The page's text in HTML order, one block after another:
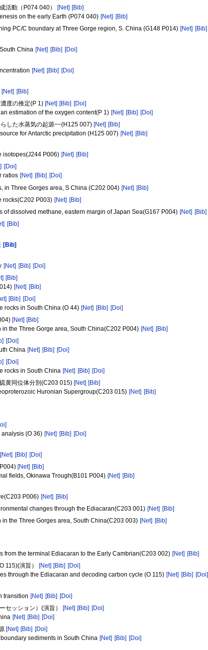
活動（P074 040） [Net] [Bib]
on the early Earth (P074 040) [Net] [Bib]
PC/C boundary at Three Gorge region, S. China (G148 P014) [Net] [Bib]
China [Net] [Bib] [Doi]
[Net] [Bib] [Doi]
[Net] [Bib]
度の推定(P 1) [Net] [Bib] [Doi]
estimation of the oxygen content(P 1) [Net] [Bib] [Doi]
した水蒸気の起源−−(H125 007) [Net] [Bib]
for Antarctic precipitation (H125 007) [Net] [Bib]
isotopes(J244 P006) [Net] [Bib]
[Doi]
ratios [Net] [Bib] [Doi]
in Three Gorges area, S China (C202 004) [Net] [Bib]
rocks(C202 P003) [Net] [Bib]
dissolved methane, eastern margin of Japan Sea(G167 P004) [Net] [Bib]
[Bib]
[Bib]
[Net] [Bib] [Doi]
[Bib]
[Net] [Bib]
[Bib] [Doi]
rocks in South China (O 44) [Net] [Bib] [Doi]
[Net] [Bib]
the Three Gorge area, South China(C202 P004) [Net] [Bib]
[Doi]
China [Net] [Bib] [Doi]
[Doi]
rocks in South China [Net] [Bib] [Doi]
黄同位体分別(C203 015) [Net] [Bib]
Huronian Supergroup(C203 015) [Net] [Bib]
(O 36) [Net] [Bib] [Doi]
[Net] [Bib] [Doi]
[Net] [Bib]
fields, Okinawa Trough(B101 P004) [Net] [Bib]
P006) [Net] [Bib]
changes through the Ediacaran(C203 001) [Net] [Bib]
the Three Gorges area, South China(C203 003) [Net] [Bib]
the terminal Ediacaran to the Early Cambrian(C203 002) [Net] [Bib]
115)(演旨） [Net] [Bib] [Doi]
through the Ediacaran and decoding carbon cycle (O 115) [Net] [Bib] [Doi]
transition [Net] [Bib] [Doi]
セッション）(演旨）[Net] [Bib] [Doi]
[Net] [Bib] [Doi]
[Net] [Bib] [Doi]
sediments in South China [Net] [Bib] [Doi]